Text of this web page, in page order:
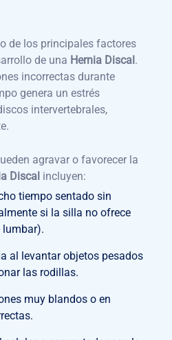
de los principales factores
de una Hernia Discal .
incorrectas durante
genera un estrés
intervertebrales,
agravar o favorecer la
Discal incluyen:
tiempo sentado sin
si la silla no ofrece
lumbar).
al levantar objetos pesados
las rodillas.
muy blandos o en